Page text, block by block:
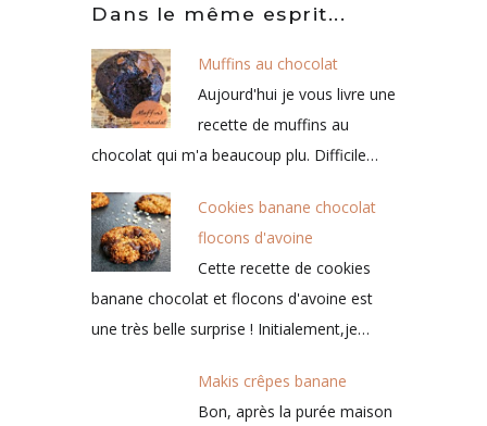
Dans le même esprit...
Muffins au chocolat
Aujourd'hui je vous livre une
recette de muffins au
chocolat qui m'a beaucoup plu. Difficile…
Cookies banane chocolat
flocons d'avoine
Cette recette de cookies
banane chocolat et flocons d'avoine est
une très belle surprise ! Initialement,je…
Makis crêpes banane
Bon, après la purée maison